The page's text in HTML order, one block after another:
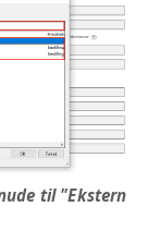
til "Ekstern